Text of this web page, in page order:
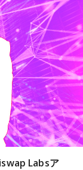
Labsア